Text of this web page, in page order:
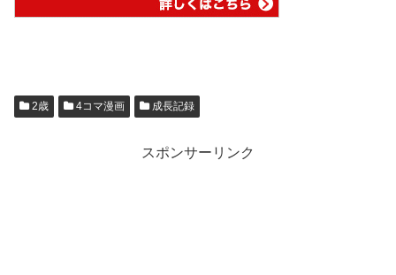
2歳 4コマ漫画 成長記録
スポンサーリンク